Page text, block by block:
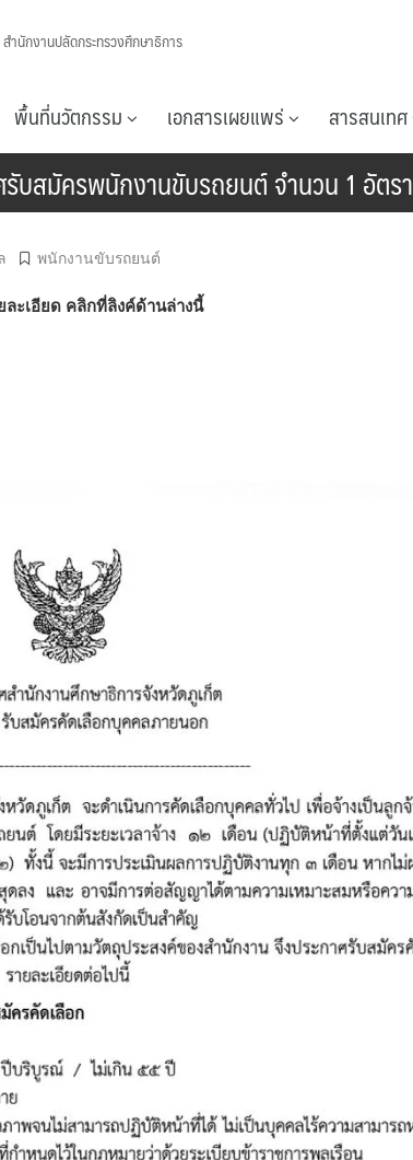
สำนักงานปลัดกระทรวงศึกษาธิการ
พื้นที่นวัตกรรม เอกสารเผยแพร่ สารสนเทศ
บสมัครพนักงานขับรถยนต์ จำนวน 1 อัตรา
พนักงานขับรถยนต์
ละเอียด คลิกที่ลิงค์ด้านล่างนี้